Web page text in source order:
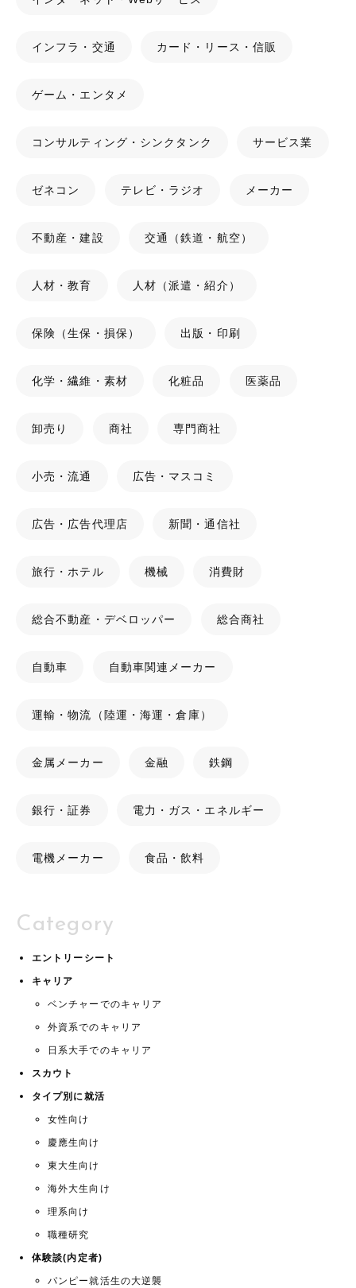
インフラ・交通 カード・リース・信販
ゲーム・エンタメ
コンサルティング・シンクタンク サービス業
ゼネコン テレビ・ラジオ メーカー
不動産・建設 交通（鉄道・航空）
人材・教育 人材（派遣・紹介）
保険（生保・損保） 出版・印刷
化学・繊維・素材 化粧品 医薬品
卸売り 商社 専門商社
小売・流通 広告・マスコミ
広告・広告代理店 新聞・通信社
旅行・ホテル 機械 消費財
総合不動産・デベロッパー 総合商社
自動車 自動車関連メーカー
運輸・物流（陸運・海運・倉庫）
金属メーカー 金融 鉄鋼
銀行・証券 電力・ガス・エネルギー
電機メーカー 食品・飲料
Category
エントリーシート
キャリア
ベンチャーでのキャリア
外資系でのキャリア
日系大手でのキャリア
スカウト
タイプ別に就活
女性向け
慶應生向け
東大生向け
海外大生向け
理系向け
職種研究
体験談(内定者)
パンピー就活生の大逆襲